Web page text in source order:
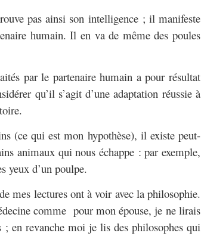
pas ainsi son intelligence ; il manifeste
humain. Il en va de même des poules
par le partenaire humain a pour résultat
qu’il s’agit d’une adaptation réussie à
(ce qui est mon hypothèse), il existe peut-
animaux qui nous échappe : par exemple,
yeux d’un poulpe.
mes lectures ont à voir avec la philosophie.
comme pour mon épouse, je ne lirais
; en revanche moi je lis des philosophes qui